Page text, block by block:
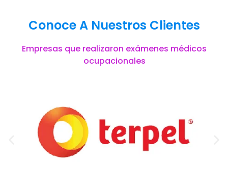
Conoce A Nuestros Clientes
Empresas que realizaron exámenes médicos
ocupacionales